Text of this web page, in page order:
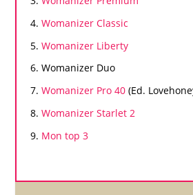
Womanizer Classic
Womanizer Liberty
Womanizer Duo
Womanizer Pro 40 (Ed.
Womanizer Starlet 2
Mon top 3